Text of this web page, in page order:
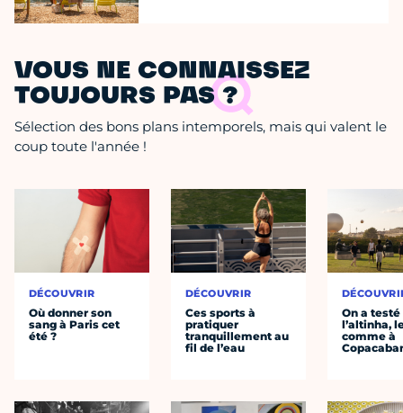
VOUS NE CONNAISSEZ
TOUJOURS PAS ?
Sélection des bons plans intemporels, mais qui valent le
coup toute l'année !
DÉCOUVRIR
Où donner son
sang à Paris cet
été ?
DÉCOUVRIR
Ces sports à
pratiquer
tranquillement au
fil de l’eau
On a testé
l’altinha,
comme à